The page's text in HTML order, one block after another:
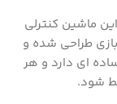
هدایت این ماشین کنترلی
طراحی شده و
ای دارد و هر
شود.